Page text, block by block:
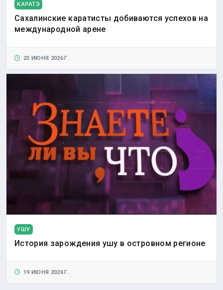
КАРАТЭ
Сахалинские каратисты добиваются успехов на
международной арене
23 ИЮНЯ 2026 Г.
УШУ
История зарождения ушу в островном регионе
19 ИЮНЯ 2026 Г.